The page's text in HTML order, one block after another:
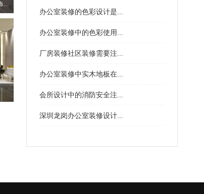
深圳南山个性化厂房办公空间装饰设计
办公室装修的色彩设计是...
办公室装修中的色彩使用...
厂房装修社区装修需要注...
办公室装修中实木地板在...
会所设计中的消防安全注...
深圳龙岗办公室装修设计...